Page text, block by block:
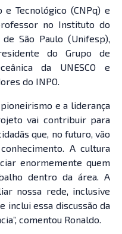
Tecnológico (CNPq) e
no Instituto do
São Paulo (Unifesp),
do Grupo de
da UNESCO e
do INPO.
e a liderança
vai contribuir para
que, no futuro, vão
A cultura
enormemente quem
dentro da área. A
nossa rede, inclusive
inclui essa discussão da
comentou Ronaldo.